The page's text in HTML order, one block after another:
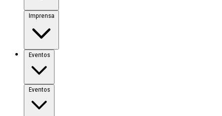
Imprensa
Eventos
Eventos